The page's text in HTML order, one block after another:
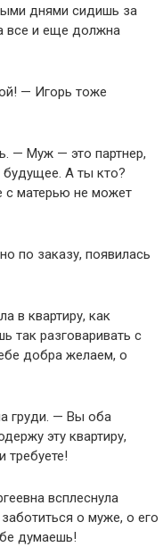
днями сидишь за
все и еще должна
— Игорь тоже
— Муж — это партнер,
А ты кто?
с матерью не может
по заказу, появилась
в квартиру, как
так разговаривать с
добра желаем, о
груди. — Вы оба
эту квартиру,
требуете!
всплеснула
о муже, о его
думаешь!